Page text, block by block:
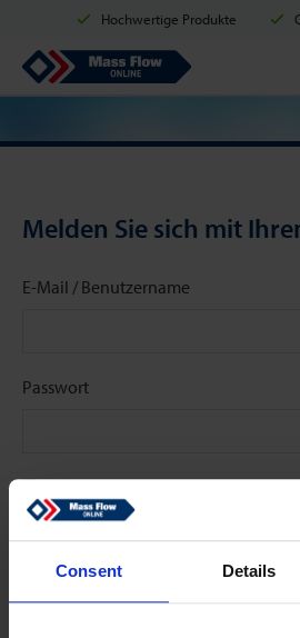
Consent Details
Hochwertige Produkte
Versand innerhalb von 2 Werktagen
Zahlungsmöglichkeiten: Kreditkarte,
Mass Flow Online
Melden Sie sich mit
E-Mail / Benutzername
Passwort
Angemeldet bleiben
Einloggen Passwort